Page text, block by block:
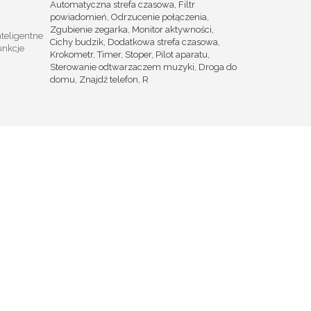
Automatyczna strefa czasowa, Filtr
powiadomień, Odrzucenie połączenia,
Zgubienie zegarka, Monitor aktywności,
Cichy budzik, Dodatkowa strefa czasowa,
Krokometr, Timer, Stoper, Pilot aparatu,
Sterowanie odtwarzaczem muzyki, Droga do
domu, Znajdź telefon, R